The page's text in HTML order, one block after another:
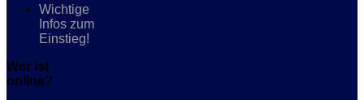
Wichtige
Infos zum
Einstieg!
Wer ist
online?